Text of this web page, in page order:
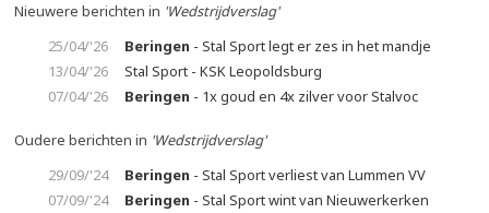
Nieuwere berichten in 'Wedstrijdverslag'
25/04/'26
Beringen - Stal Sport legt er zes in het mandje
13/04/'26
Stal Sport - KSK Leopoldsburg
07/04/'26
Beringen - 1x goud en 4x zilver voor Stalvoc
Oudere berichten in 'Wedstrijdverslag'
29/09/'24
Beringen - Stal Sport verliest van Lummen VV
07/09/'24
Beringen - Stal Sport wint van Nieuwerkerken